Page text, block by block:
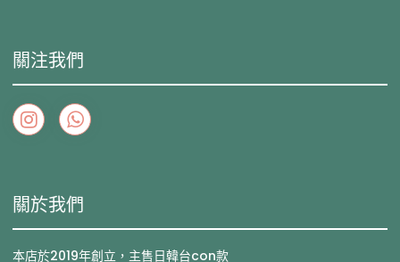
關注我們
關於我們
本店於2019年創立，主售日韓台con款